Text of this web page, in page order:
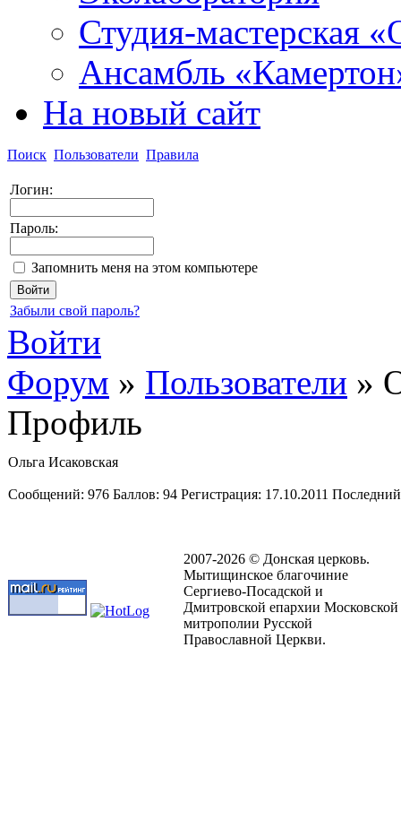
Студия-мастерская
Ансамбль
На новый сайт
Поиск Пользователи Правила
Логин:
Пароль:
Запомнить меня на этом компьютере
Забыли свой пароль?
Войти
Форум » Пользователи »
Профиль
Ольга Исаковская
Cообщений: 976 Баллов: 94 Регистрация: 17.10.2011
2007-2026 © Донская церковь.
Мытищинское благочиние
Сергиево-Посадской и
Дмитровской епархии Московской
митрополии Русской
Православной Церкви.